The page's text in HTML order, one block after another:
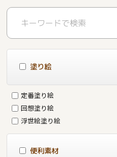
塗り絵
定番塗り絵
回想塗り絵
浮世絵塗り絵
便利素材